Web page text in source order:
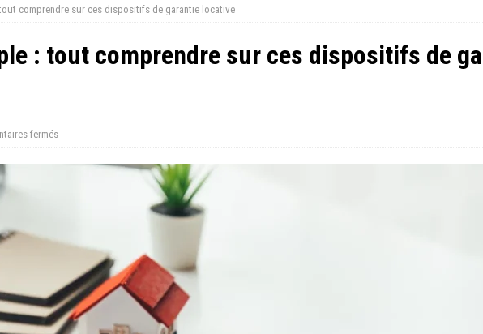
comprendre sur ces dispositifs de garantie locative
: tout comprendre sur ces dispositifs de
fermés